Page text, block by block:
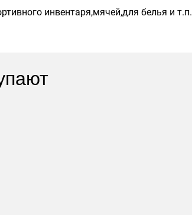
инвентаря,мячей,для белья и т.п.